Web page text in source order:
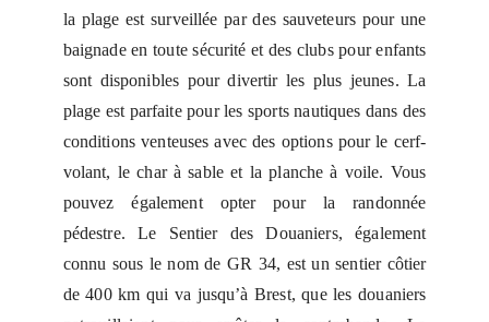
la plage est surveillée par des sauveteurs pour une
baignade en toute sécurité et des clubs pour enfants
sont disponibles pour divertir les plus jeunes. La
plage est parfaite pour les sports nautiques dans des
conditions venteuses avec des options pour le cerf-
volant, le char à sable et la planche à voile. Vous
pouvez également opter pour la randonnée
pédestre. Le Sentier des Douaniers, également
connu sous le nom de GR 34, est un sentier côtier
de 400 km qui va jusqu’à Brest, que les douaniers